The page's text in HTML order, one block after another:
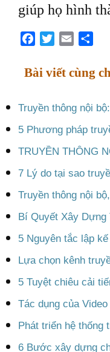
giúp họ hình
Facebook
TwitterEmail
Bài viết cùng
Truyền thông nội
5 Phương pháp
TRUYỀN THÔNG
7 Lý do tại sao
Truyền thông nội
Bí Quyết Xây Dựng
5 Nguyên tắc lập
Lựa chọn kênh
5 Tuyệt chiêu cải
Tác dụng của
Phát triển hệ thống
6 Bước xây dựng